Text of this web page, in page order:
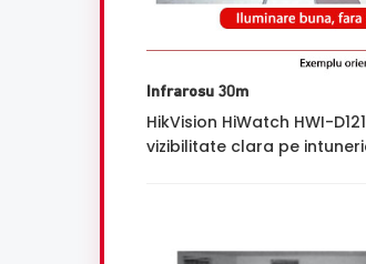
Infrarosu 30m
HikVision HiWatch HWI-
vizibilitate clara pe